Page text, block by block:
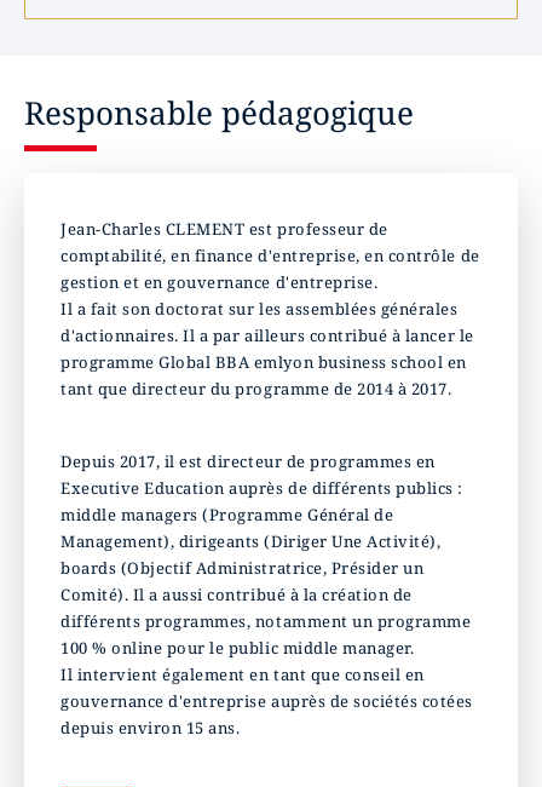
Responsable pédagogique
Jean-Charles CLEMENT est professeur de
comptabilité, en finance d'entreprise, en contrôle de
gestion et en gouvernance d'entreprise.
Il a fait son doctorat sur les assemblées générales
d'actionnaires. Il a par ailleurs contribué à lancer le
programme Global BBA emlyon business school en
tant que directeur du programme de 2014 à 2017.
Depuis 2017, il est directeur de programmes en
Executive Education auprès de différents publics :
middle managers (Programme Général de
Management), dirigeants (Diriger Une Activité),
boards (Objectif Administratrice, Présider un
Comité). Il a aussi contribué à la création de
différents programmes, notamment un programme
100 % online pour le public middle manager.
Il intervient également en tant que conseil en
gouvernance d'entreprise auprès de sociétés cotées
depuis environ 15 ans.